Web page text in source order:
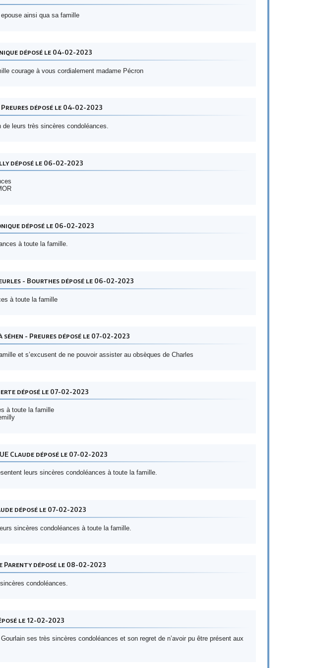
ainsi qua sa famille
déposé le 04-02-2023
courage à vous cordialement madame Pécron
déposé le 04-02-2023
leurs très sincères condoléances.
déposé le 06-02-2023
déposé le 06-02-2023
à toute la famille.
- Bourthes déposé le 06-02-2023
à toute la famille
- Preures déposé le 07-02-2023
et s’excusent de ne pouvoir assister au obsèques de Charles
déposé le 07-02-2023
à toute la famille
Claude déposé le 07-02-2023
leurs sincères condoléances à toute la famille.
déposé le 07-02-2023
sincères condoléances à toute la famille.
Parenty déposé le 08-02-2023
condoléances.
le 12-02-2023
ses très sincères condoléances et son regret de n’avoir pu être présent aux